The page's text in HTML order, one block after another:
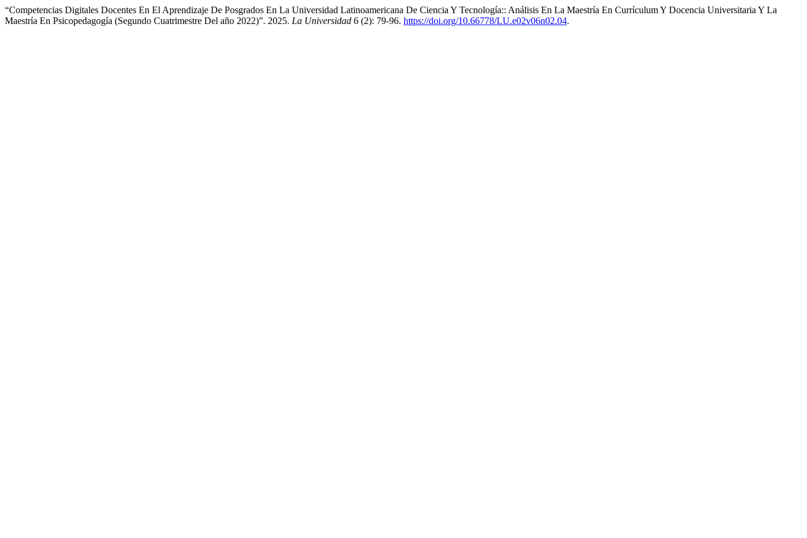
“Competencias Digitales Docentes En El Aprendizaje De Posgrados En La Universidad Latinoamericana De Ciencia Y Tecnología:: Análisis En La Maestría En Currículum Y Docencia Universitaria Y La
Maestría En Psicopedagogía (Segundo Cuatrimestre Del año 2022)”. 2025. La Universidad 6 (2): 79-96. https://doi.org/10.66778/LU.e02v06n02.04.